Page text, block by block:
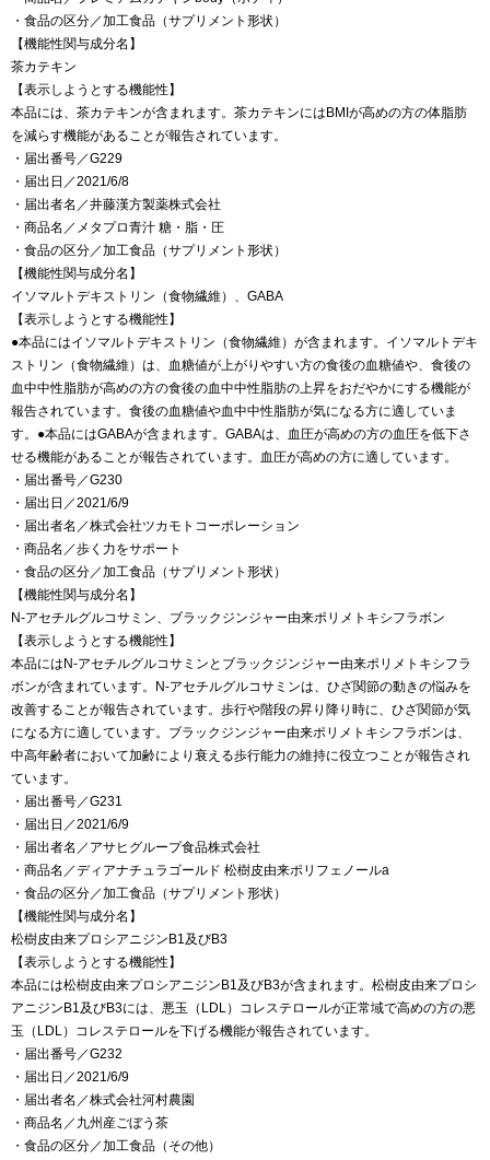
・食品の区分／加工食品（サプリメント形状）
【機能性関与成分名】
茶カテキン
【表示しようとする機能性】
本品には、茶カテキンが含まれます。茶カテキンにはBMIが高めの方の体脂肪
を減らす機能があることが報告されています。
・届出番号／G229
・届出日／2021/6/8
・届出者名／井藤漢方製薬株式会社
・商品名／メタプロ青汁 糖・脂・圧
・食品の区分／加工食品（サプリメント形状）
【機能性関与成分名】
イソマルトデキストリン（食物繊維）、GABA
【表示しようとする機能性】
●本品にはイソマルトデキストリン（食物繊維）が含まれます。イソマルトデキ
ストリン（食物繊維）は、血糖値が上がりやすい方の食後の血糖値や、食後の
血中中性脂肪が高めの方の食後の血中中性脂肪の上昇をおだやかにする機能が
報告されています。食後の血糖値や血中中性脂肪が気になる方に適していま
す。●本品にはGABAが含まれます。GABAは、血圧が高めの方の血圧を低下さ
せる機能があることが報告されています。血圧が高めの方に適しています。
・届出番号／G230
・届出日／2021/6/9
・届出者名／株式会社ツカモトコーポレーション
・商品名／歩く力をサポート
・食品の区分／加工食品（サプリメント形状）
【機能性関与成分名】
N-アセチルグルコサミン、ブラックジンジャー由来ポリメトキシフラボン
【表示しようとする機能性】
本品にはN-アセチルグルコサミンとブラックジンジャー由来ポリメトキシフラ
ボンが含まれています。N-アセチルグルコサミンは、ひざ関節の動きの悩みを
改善することが報告されています。歩行や階段の昇り降り時に、ひざ関節が気
になる方に適しています。ブラックジンジャー由来ポリメトキシフラボンは、
中高年齢者において加齢により衰える歩行能力の維持に役立つことが報告され
ています。
・届出番号／G231
・届出日／2021/6/9
・届出者名／アサヒグループ食品株式会社
・商品名／ディアナチュラゴールド 松樹皮由来ポリフェノールa
・食品の区分／加工食品（サプリメント形状）
【機能性関与成分名】
松樹皮由来プロシアニジンB1及びB3
【表示しようとする機能性】
本品には松樹皮由来プロシアニジンB1及びB3が含まれます。松樹皮由来プロシ
アニジンB1及びB3には、悪玉（LDL）コレステロールが正常域で高めの方の悪
玉（LDL）コレステロールを下げる機能が報告されています。
・届出番号／G232
・届出日／2021/6/9
・届出者名／株式会社河村農園
・商品名／九州産ごぼう茶
・食品の区分／加工食品（その他）